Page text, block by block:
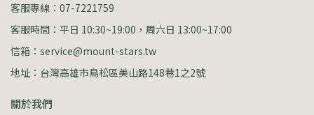
客服專線：07-7221759
客服時間：平日 10:30~19:00，周六日 13:00~17:00
信箱：service@mount-stars.tw
地址：台灣高雄市鳥松區美山路148巷1之2號
關於我們